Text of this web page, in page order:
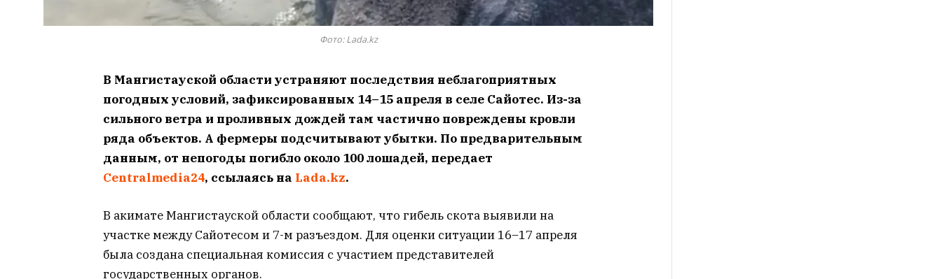
Фото: Lada.kz
В Мангистауской области устраняют последствия неблагоприятных
погодных условий, зафиксированных 14–15 апреля в селе Сайотес. Из-за
сильного ветра и проливных дождей там частично повреждены кровли
ряда объектов. А фермеры подсчитывают убытки. По предварительным
данным, от непогоды погибло около 100 лошадей, передает
Centralmedia24, ссылаясь на Lada.kz.
В акимате Мангистауской области сообщают, что гибель скота выявили на
участке между Сайотесом и 7-м разъездом. Для оценки ситуации 16–17 апреля
была создана специальная комиссия с участием представителей
государственных органов.